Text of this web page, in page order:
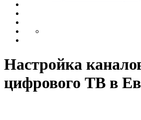
Настройка
цифрового ТВ в